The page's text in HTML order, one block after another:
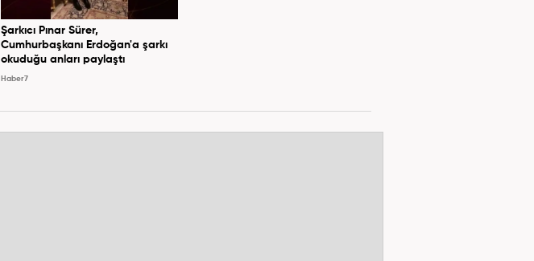
Şarkıcı Pınar Sürer,
Cumhurbaşkanı Erdoğan'a şarkı
okuduğu anları paylaştı
Haber7